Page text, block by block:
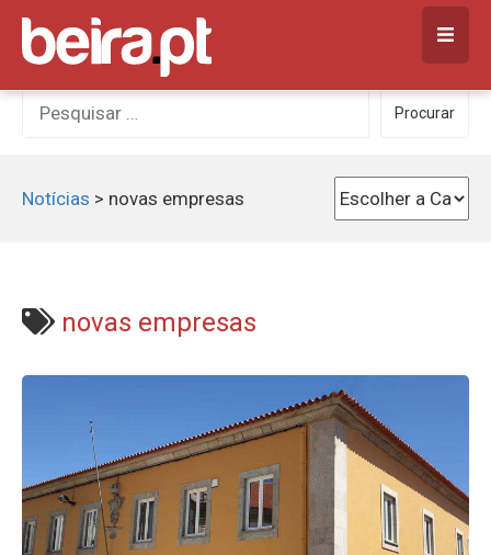
Skip
content
Procurar
por:
Procurar
Notícias > novas empresas
novas empresas